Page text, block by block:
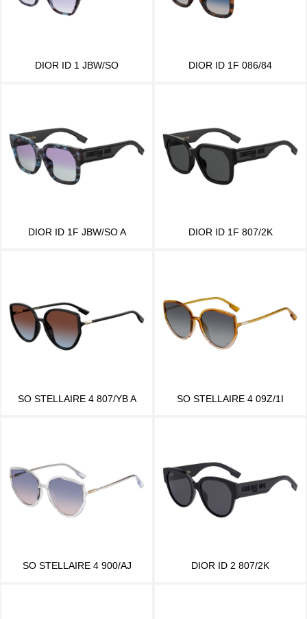
DIOR ID 1 JBW/SO DIOR ID 1F 086/84
DIOR ID 1F JBW/SO A DIOR ID 1F 807/2K
SO STELLAIRE 4 807/YB A SO STELLAIRE 4 09Z/1I
SO STELLAIRE 4 900/AJ DIOR ID 2 807/2K